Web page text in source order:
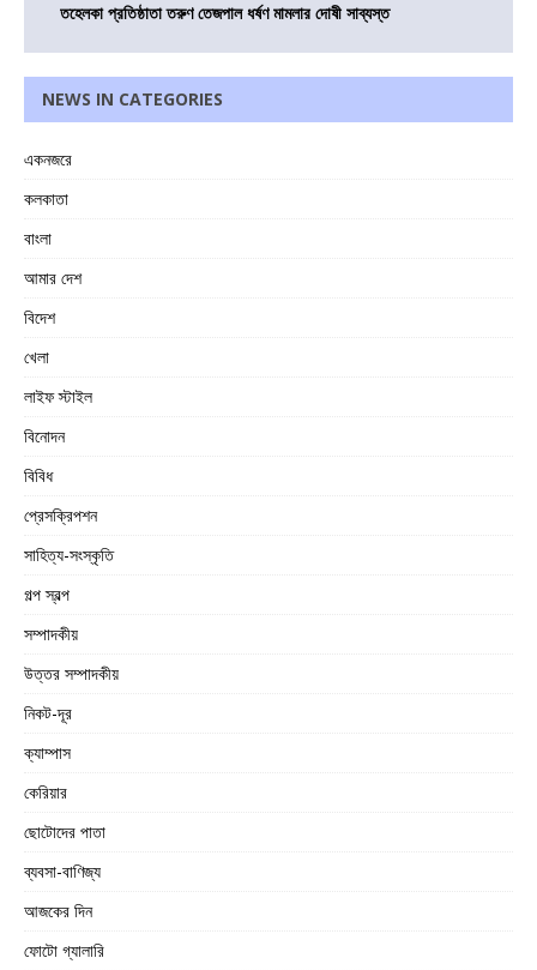
তহেলকা প্রতিষ্ঠাতা তরুণ তেজপাল ধর্ষণ মামলার দোষী সাব্যস্ত
NEWS IN CATEGORIES
একনজরে
কলকাতা
বাংলা
আমার দেশ
বিদেশ
খেলা
লাইফ স্টাইল
বিনোদন
বিবিধ
প্রেসক্রিপশন
সাহিত্য-সংস্কৃতি
গল্প স্বল্প
সম্পাদকীয়
উত্তর সম্পাদকীয়
নিকট-দূর
ক্যাম্পাস
কেরিয়ার
ছোটোদের পাতা
ব্যবসা-বাণিজ্য
আজকের দিন
ফোটো গ্যালারি